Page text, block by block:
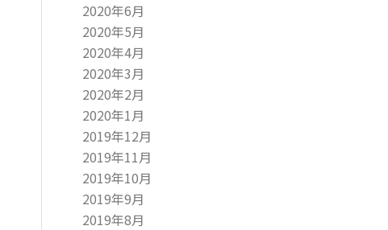
2020年6月
2020年5月
2020年4月
2020年3月
2020年2月
2020年1月
2019年12月
2019年11月
2019年10月
2019年9月
2019年8月